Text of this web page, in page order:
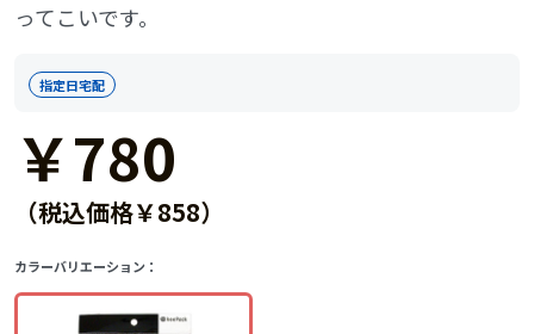
ってこいです。
指定日宅配
￥780
（税込価格￥858）
カラーバリエーション：